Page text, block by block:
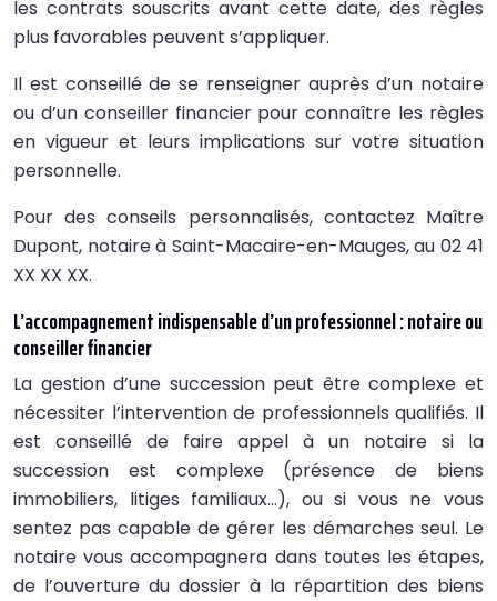
les contrats souscrits avant cette date, des règles
plus favorables peuvent s’appliquer.
Il est conseillé de se renseigner auprès d’un notaire
ou d’un conseiller financier pour connaître les règles
en vigueur et leurs implications sur votre situation
personnelle.
Pour des conseils personnalisés, contactez Maître
Dupont, notaire à Saint-Macaire-en-Mauges, au 02 41
XX XX XX.
L’accompagnement indispensable d’un professionnel : notaire ou
conseiller financier
La gestion d’une succession peut être complexe et
nécessiter l’intervention de professionnels qualifiés. Il
est conseillé de faire appel à un notaire si la
succession est complexe (présence de biens
immobiliers, litiges familiaux…), ou si vous ne vous
sentez pas capable de gérer les démarches seul. Le
notaire vous accompagnera dans toutes les étapes,
de l’ouverture du dossier à la répartition des biens